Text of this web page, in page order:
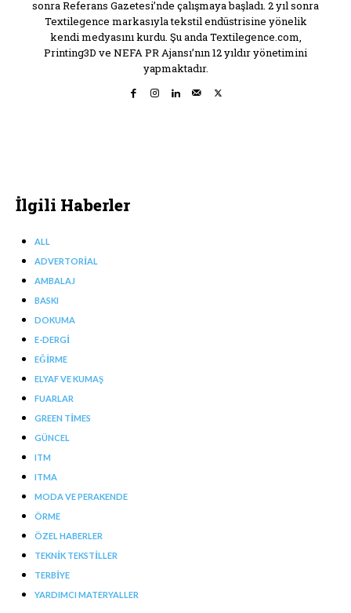
sonra Referans Gazetesi’nde çalışmaya başladı. 2 yıl sonra
Textilegence markasıyla tekstil endüstrisine yönelik
kendi medyasını kurdu. Şu anda Textilegence.com,
Printing3D ve NEFA PR Ajansı’nın 12 yıldır yönetimini
yapmaktadır.
İlgili Haberler
ALL
ADVERTORIAL
AMBALAJ
BASKI
DOKUMA
E-DERGI
EĞIRME
ELYAF VE KUMAŞ
FUARLAR
GREEN TIMES
GÜNCEL
ITM
ITMA
MODA VE PERAKENDE
ÖRME
ÖZEL HABERLER
TEKNIK TEKSTILLER
TERBIYE
YARDIMCI MATERYALLER